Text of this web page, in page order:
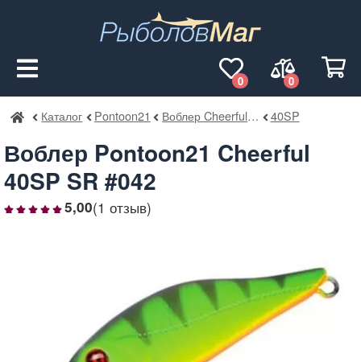
0
0
РыболовМаг
Каталог Pontoon21 Воблер Cheerful SR 40SP
Воблер Pontoon21 Cheerful
40SP SR #042
1 2 3 4 5
5,00(1 отзыв)